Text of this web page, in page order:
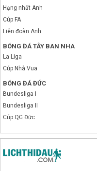
Hạng nhất Anh
Cúp FA
Liên đoàn Anh
BÓNG ĐÁ TÂY BAN NHA
La Liga
Cúp Nhà Vua
BÓNG ĐÁ ĐỨC
Bundesliga I
Bundesliga II
Cúp QG Đức